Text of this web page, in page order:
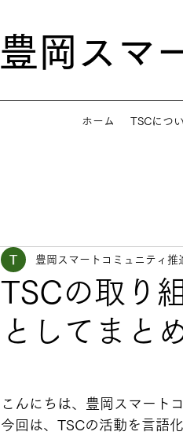
豊岡スマ
ホーム TSCにつ
TSCの取り
としてまと
豊岡スマートコミュニティ推
こんにちは、豊岡スマート
今回は、TSCの活動を言語